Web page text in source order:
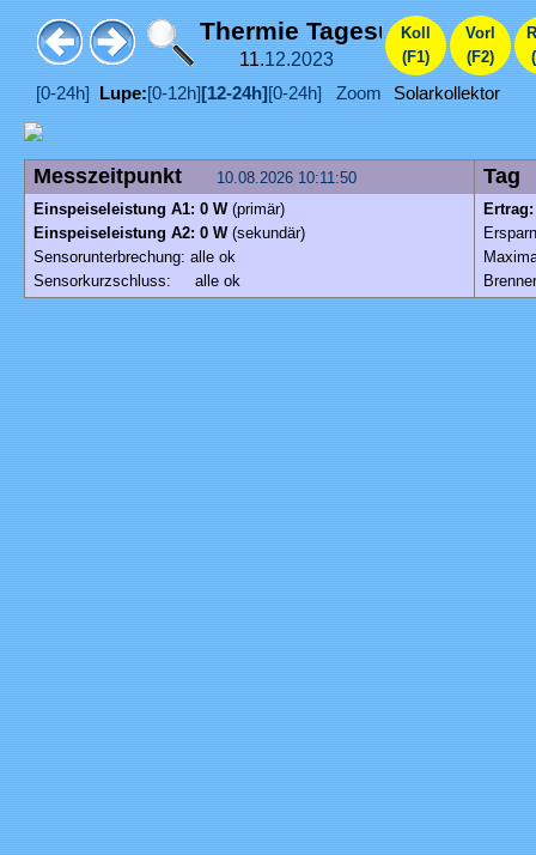
Thermie Tagesübersicht
11.12.2023
Koll
(F1)
Vorl
(F2)
[0-24h] Lupe:[0-12h] [12-24h] [0-24h] Zoom+ Solarkollektor
Messzeitpunkt 10.08.2026 10:11:50
Einspeiseleistung A1: 0 W (primär)
Einspeiseleistung A2: 0 W(sekundär)
Sensorunterbrechung: alle ok
Sensorkurzschluss: alle ok